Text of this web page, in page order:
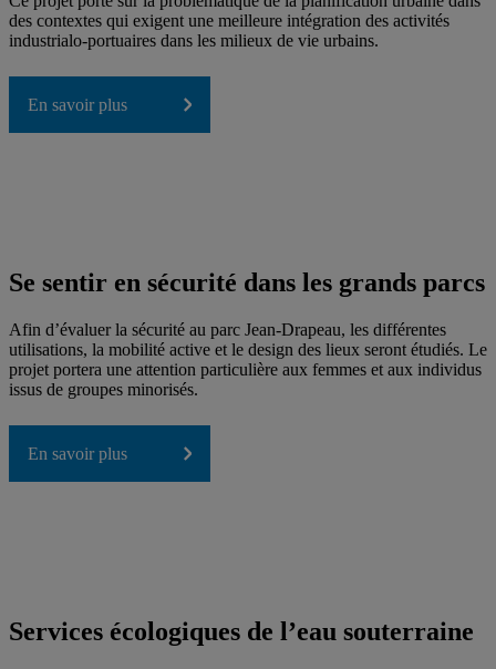
des contextes qui exigent une meilleure intégration des activités
industrialo-portuaires dans les milieux de vie urbains.
En savoir plus
Se sentir en sécurité dans les grands parcs
Afin d’évaluer la sécurité au parc Jean-Drapeau, les différentes
utilisations, la mobilité active et le design des lieux seront étudiés. Le
projet portera une attention particulière aux femmes et aux individus
issus de groupes minorisés.
En savoir plus
Services écologiques de l’eau souterraine